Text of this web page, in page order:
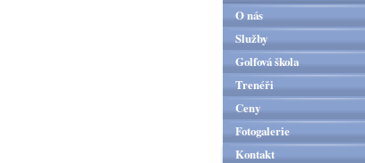
O nás
Služby
Golfová škola
Trenéři
Ceny
Fotogalerie
Kontakt